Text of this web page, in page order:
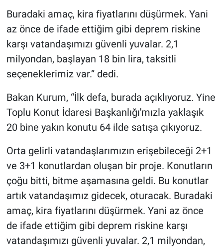
Buradaki amaç, kira fiyatlarını düşürmek. Yani
az önce de ifade ettiğim gibi deprem riskine
karşı vatandaşımızı güvenli yuvalar. 2,1
milyondan, başlayan 18 bin lira, taksitli
seçeneklerimiz var.” dedi.
Bakan Kurum, “İlk defa, burada açıklıyoruz. Yine
Toplu Konut İdaresi Başkanlığı'mızla yaklaşık
20 bine yakın konutu 64 ilde satışa çıkıyoruz.
Orta gelirli vatandaşlarımızın erişebileceği 2+1
ve 3+1 konutlardan oluşan bir proje. Konutların
çoğu bitti, bitme aşamasına geldi. Bu konutlar
artık vatandaşımız gidecek, oturacak. Buradaki
amaç, kira fiyatlarını düşürmek. Yani az önce
de ifade ettiğim gibi deprem riskine karşı
vatandaşımızı güvenli yuvalar. 2,1 milyondan,